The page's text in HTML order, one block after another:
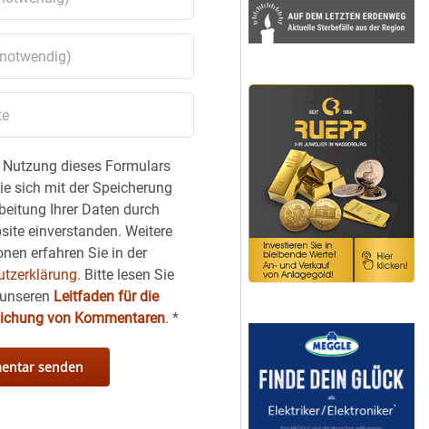
dieses Formulars
sich mit der Speicherung
Ihrer Daten durch
einverstanden. Weitere
erfahren Sie in der
Bitte lesen Sie
Leitfaden für die
von Kommentaren.*